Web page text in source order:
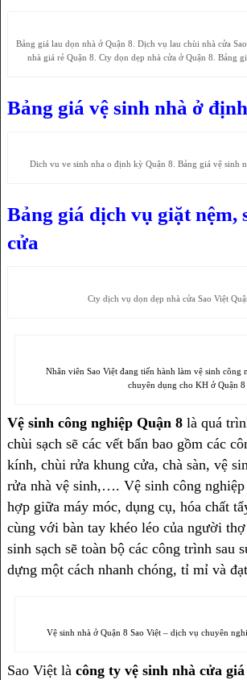
Bảng giá lau dọn nhà ở Quận 8. Dịch vụ lau chùi nhà cửa
nhà giá rẻ Quận 8. Cty dọn dẹp nhà cửa ở Quận 8. Bảng
Bảng giá vệ sinh nhà ở
Dich vu ve sinh nha o định kỳ Quận 8. Bảng giá vệ sinh
Bảng giá dịch vụ giặt nệm,
cửa
Cty dịch vụ dọn dẹp nhà cửa Sao Việt
Nhân viên Sao Việt đang tiến hành làm vệ sinh công
chuyên dụng cho KH ở Quận 8
Vệ sinh công nghiệp Quận 8là quá
chùi sạch sẽ các vết bẩn bao gồm các
kính, chùi rửa khung cửa, chà sàn, vệ
rửa nhà vệ sinh,…. Vệ sinh công
hợp giữa máy móc, dụng cụ, hóa chất
cùng với bàn tay khéo léo của người
sinh sạch sẽ toàn bộ các công trình sau
dựng một cách nhanh chóng, tỉ mỉ và
Vệ sinh nhà ở Quận 8 Sao Việt – dịch vụ chuyên
Sao Việt là công ty vệ sinh nhà cửa